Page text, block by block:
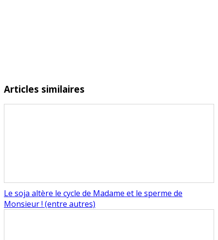
Articles similaires
Le soja altère le cycle de Madame et le sperme de
Monsieur ! (entre autres)